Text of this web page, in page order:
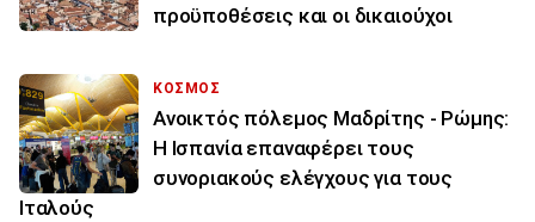
προϋποθέσεις και οι δικαιούχοι
ΚΟΣΜΟΣ
Ανοικτός πόλεμος Μαδρίτης - Ρώμης:
Η Ισπανία επαναφέρει τους
συνοριακούς ελέγχους για τους
Ιταλούς